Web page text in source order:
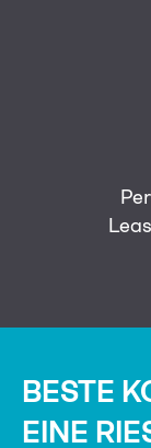
BESTE
EINE